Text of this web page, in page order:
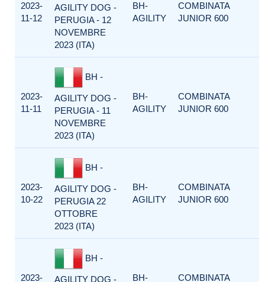
2023-
11-12
AGILITY DOG -
PERUGIA - 12
NOVEMBRE
2023 (ITA)
BH-
AGILITY
COMBINATA
JUNIOR 600
2023-
11-11
BH -
AGILITY DOG -
PERUGIA - 11
NOVEMBRE
2023 (ITA)
BH-
AGILITY
COMBINATA
JUNIOR 600
2023-
10-22
BH -
AGILITY DOG -
PERUGIA 22
OTTOBRE
2023 (ITA)
BH-
AGILITY
COMBINATA
JUNIOR 600
2023-
BH -
AGILITY DOG -
BH-
COMBINATA